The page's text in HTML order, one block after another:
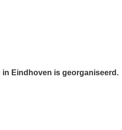
in Eindhoven is georganiseerd.